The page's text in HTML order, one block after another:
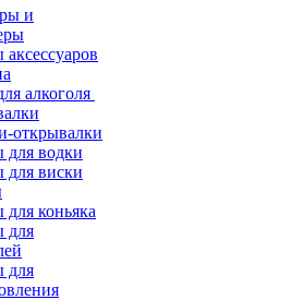
и
алкоголя
открывалки
для водки
для виски
коньяка
для
для